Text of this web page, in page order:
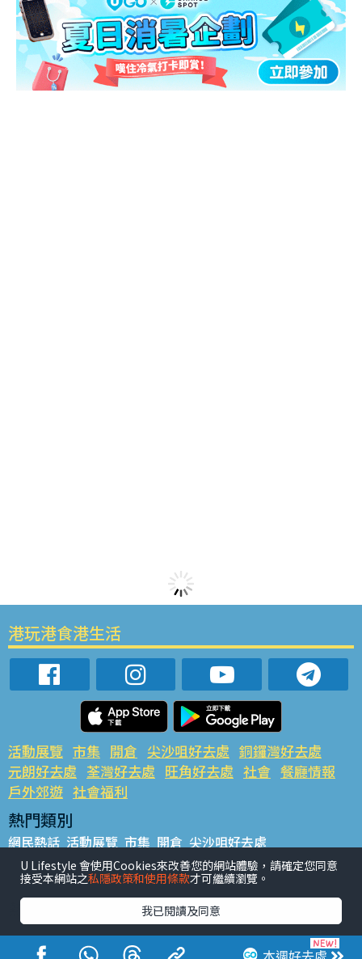
港玩港食港生活
活動展覽 市集 開倉 尖沙咀好去處 銅鑼灣好去處
元朗好去處 荃灣好去處 旺角好去處 社會 餐廳情報
戶外郊遊 社會福利
熱門類別
網民熱話 活動展覽 市集 開倉 尖沙咀好去處
銅鑼灣好去處 元朗好去處 荃灣好去處 旺角好去處 社會
餐廳情報 戶外郊遊
熱門標籤
#UGO搵好去處 #人氣活動推介 #美食社群熱話
#親子玩樂好去處
#ULifestyle應用程式 #限時搶
U Lifestyle 會使用Cookies來改善您的網站體驗，請確定您同意
接受本網站之私隱政策和使用條款才可繼續瀏覽。
我已閱讀及同意